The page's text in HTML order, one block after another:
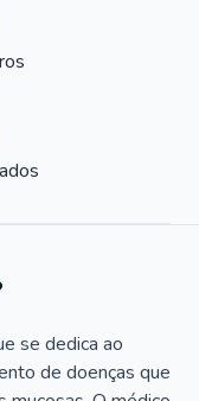
se dedica ao
de doenças que